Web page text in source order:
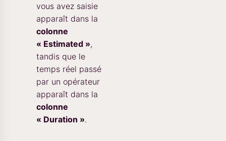
vous avez saisie
apparaît dans la
colonne
« Estimated »,
tandis que le
temps réel passé
par un opérateur
apparaît dans la
colonne
« Duration ».